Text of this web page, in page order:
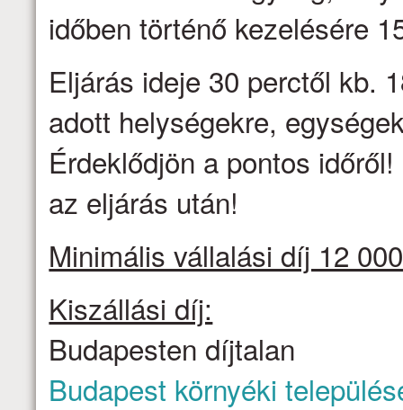
időben történő kezelésére
Eljárás ideje 30 perctől kb.
adott helységekre,
Érdeklődjön a pontos
az eljárás után!
Minimális vállalási díj 12
Kiszállási díj:
Budapesten díjtalan
Budapest környéki